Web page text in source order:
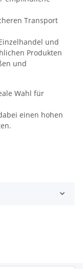
Transport
und
Produkten
und
Wahl für
einen hohen